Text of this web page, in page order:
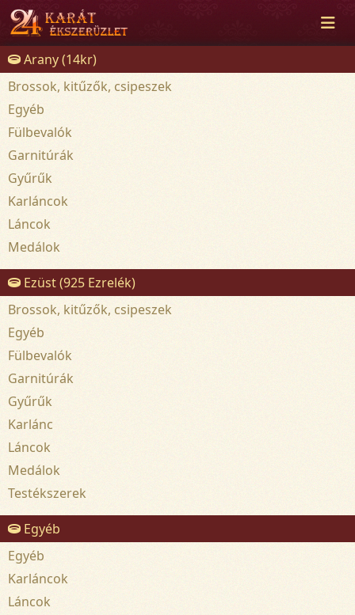
Arany (14kr)
Brossok, kitűzők, csipeszek
Egyéb
Fülbevalók
Garnitúrák
Gyűrűk
Karláncok
Láncok
Medálok
Ezüst (925 Ezrelék)
Brossok, kitűzők, csipeszek
Egyéb
Fülbevalók
Garnitúrák
Gyűrűk
Karlánc
Láncok
Medálok
Testékszerek
Egyéb
Egyéb
Karláncok
Láncok